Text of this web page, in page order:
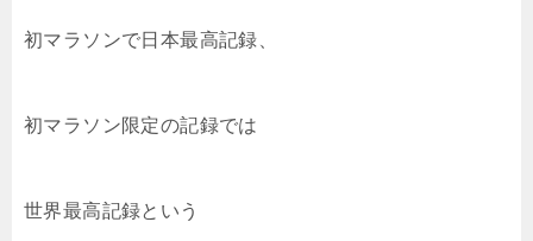
初マラソンで日本最高記録、
初マラソン限定の記録では
世界最高記録という